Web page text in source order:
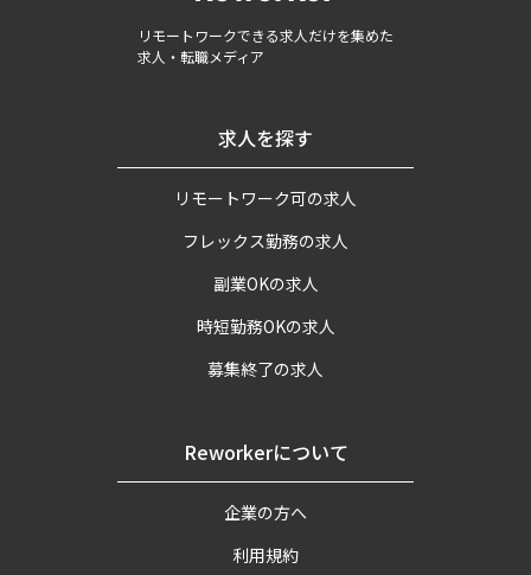
リモートワークできる求人だけを集めた
求人・転職メディア
求人を探す
リモートワーク可の求人
フレックス勤務の求人
副業OKの求人
時短勤務OKの求人
募集終了の求人
Reworkerについて
企業の方へ
利用規約